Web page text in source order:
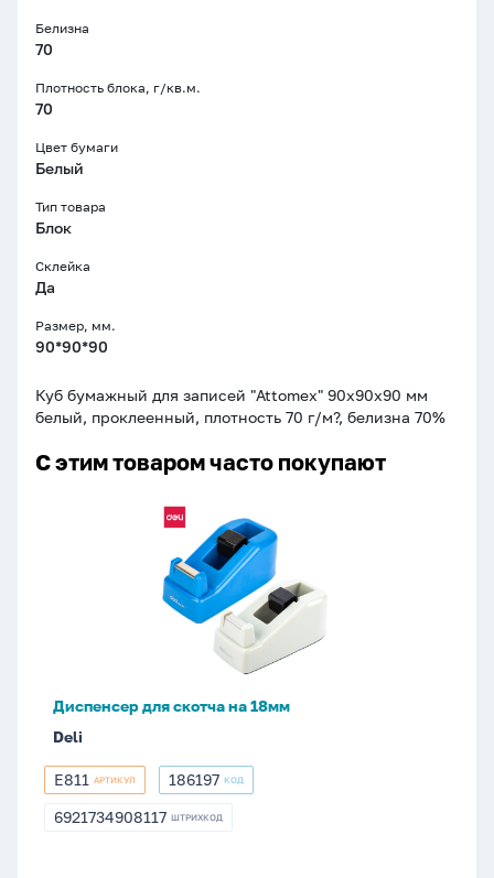
Белизна
70
Плотность блока, г/кв.м.
70
Цвет бумаги
Белый
Тип товара
Блок
Склейка
Да
Размер, мм.
90*90*90
Куб бумажный для записей "Attomex" 90x90x90 мм
белый, проклеенный, плотность 70 г/м?, белизна 70%
С этим товаром часто покупают
Диспенсер для скотча на 18мм
Deli
E811
E811 АРТИКУЛ 186197
186197 КОД
6921734908117
6921734908117 ШТРИХКОД